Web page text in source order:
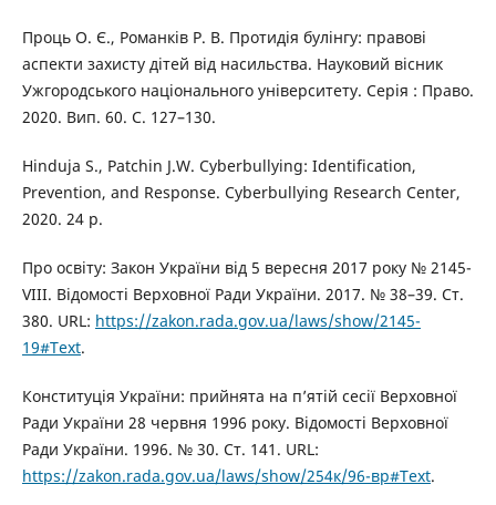
Проць О. Є., Романків Р. В. Протидія булінгу: правові
аспекти захисту дітей від насильства. Науковий вісник
Ужгородського національного університету. Серія : Право.
2020. Вип. 60. С. 127–130.
Hinduja S., Patchin J.W. Cyberbullying: Identification,
Prevention, and Response. Cyberbullying Research Center,
2020. 24 p.
Про освіту: Закон України від 5 вересня 2017 року № 2145-
VIII. Відомості Верховної Ради України. 2017. № 38–39. Ст.
380. URL: https://zakon.rada.gov.ua/laws/show/2145-
19#Text.
Конституція України: прийнята на п’ятій сесії Верховної
Ради України 28 червня 1996 року. Відомості Верховної
Ради України. 1996. № 30. Ст. 141. URL:
https://zakon.rada.gov.ua/laws/show/254к/96-вр#Text.